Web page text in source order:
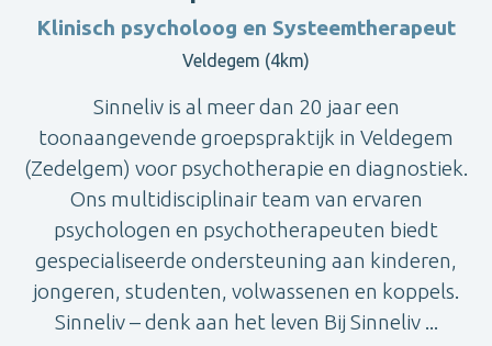
Klinisch psycholoog en Systeemtherapeut
Veldegem (4km)
Sinneliv is al meer dan 20 jaar een
toonaangevende groepspraktijk in Veldegem
(Zedelgem) voor psychotherapie en diagnostiek.
Ons multidisciplinair team van ervaren
psychologen en psychotherapeuten biedt
gespecialiseerde ondersteuning aan kinderen,
jongeren, studenten, volwassenen en koppels.
Sinneliv – denk aan het leven Bij Sinneliv ...